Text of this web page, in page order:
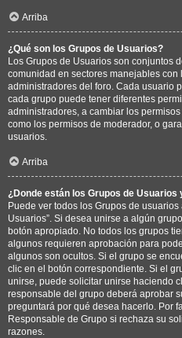
Arriba
¿Qué son los Grupos de Usuarios?
Los Grupos de Usuarios son conjuntos
comunidad en sectores manejables
administradores del foro. Cada usuario
cada grupo puede tener diferentes
administradores, a cambiar los
como los permisos de moderador, o
usuarios.
Arriba
¿Donde están los Grupos de
Puede ver todos los Grupos de
Usuarios”. Si desea unirse a algún
botón apropiado. No todos los grupos
algunos requieren aprobación para
algunos son ocultos. Si el grupo se
clic en el botón correspondiente. Si el
unirse, puede solicitar unirse haciendo
responsable del grupo deberá aprobar
preguntará por qué desea hacerlo. Por
Responsable de Grupo si rechaza su
razones.